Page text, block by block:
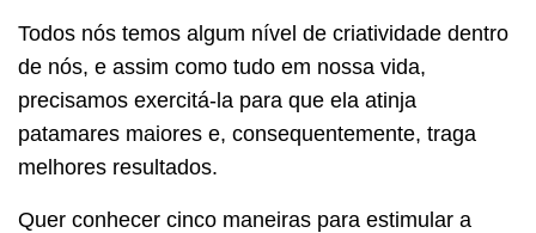
Todos nós temos algum nível de criatividade dentro
de nós, e assim como tudo em nossa vida,
precisamos exercitá-la para que ela atinja
patamares maiores e, consequentemente, traga
melhores resultados.
Quer conhecer cinco maneiras para estimular a